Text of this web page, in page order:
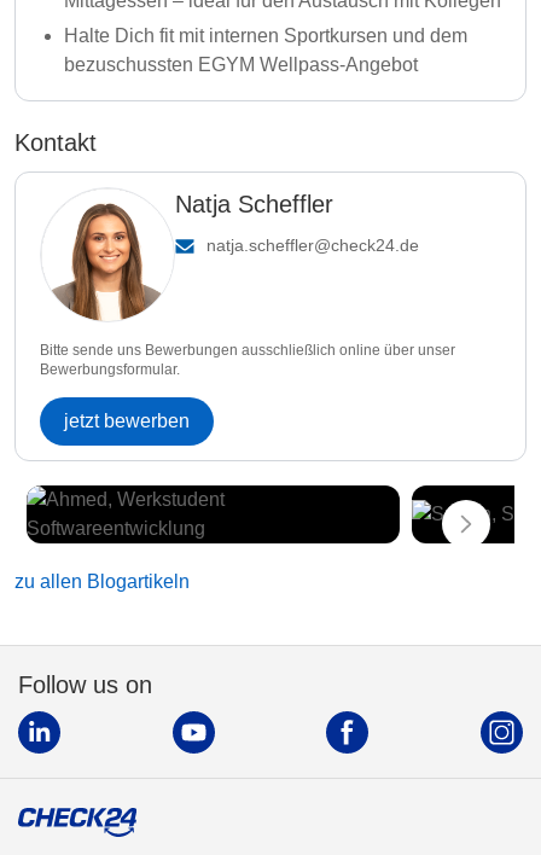
Halte Dich fit mit internen Sportkursen und dem
bezuschussten EGYM Wellpass-Angebot
Kontakt
Natja Scheffler
natja.scheffler@check24.de
Bitte sende uns Bewerbungen ausschließlich online über unser
Bewerbungsformular.
jetzt bewerben
zu allen Blogartikeln
Follow us on